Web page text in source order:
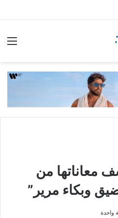
معاناتها من
وبكاء مرير”
واحدة